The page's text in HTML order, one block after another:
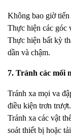
Không bao giờ
Thực hiện các góc
Thực hiện bất kỳ
dần và chậm.
7. Tránh các mối
Tránh xa mọi va
điều kiện trơn trượt.
Tránh xa các vật
soát thiết bị hoặc